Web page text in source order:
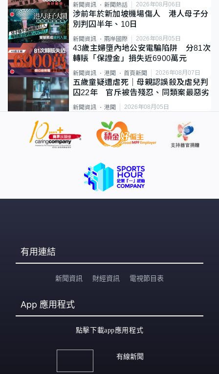
新聞資訊 新聞熱話 2026年08月06日
涉前年於新加坡機場傷人 港人母子分
別判囚半年、10日
新聞資訊 兩岸國際 2026年08月05日
43歲主婦墮內地公安電騙陷阱 分81次
轉賬「保證金」損失近6900萬元
新聞資訊 港聞 首頁新聞 2026年08月07日
五歲童疑遭虐死｜母親認誤殺及虐兒判
囚22年 官斥被告殘忍、同類案最惡劣
新聞資訊 港聞 2026年08月05日
有用連結
新聞資訊 財經資訊 電視節目表
App 應用程式
點擊下載app應用程式
有線新聞